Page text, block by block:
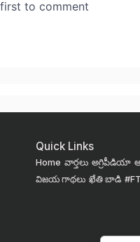
Quick Links
Home వార్తలు అగ్రిపీడియా
విజయ గాథలు ఖేతి బాడి